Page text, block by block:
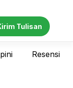
Tulisan
Resensi